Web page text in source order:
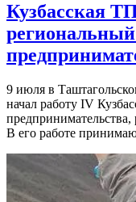
Кузбасская
9 июля в
начал работу IV
В его работе